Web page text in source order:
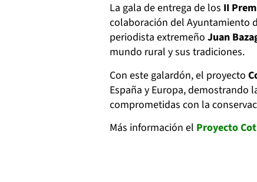
La gala de entrega de los II
colaboración del Ayuntamiento
periodista extremeño Juan
mundo rural y sus tradiciones.
Con este galardón, el proyecto
España y Europa, demostrando
comprometidas con la
Más información el Proyecto